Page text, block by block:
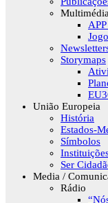
Multimédia
Storymaps
União Europeia
História
Estados-
Símbolos
Ser
Media /
Rádio